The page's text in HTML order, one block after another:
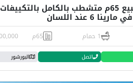
شاليه للبيع 65م متشطب بالكامل بالتكييفات
6 عند اللسان
1 حمام 65م
اتصل البورشور